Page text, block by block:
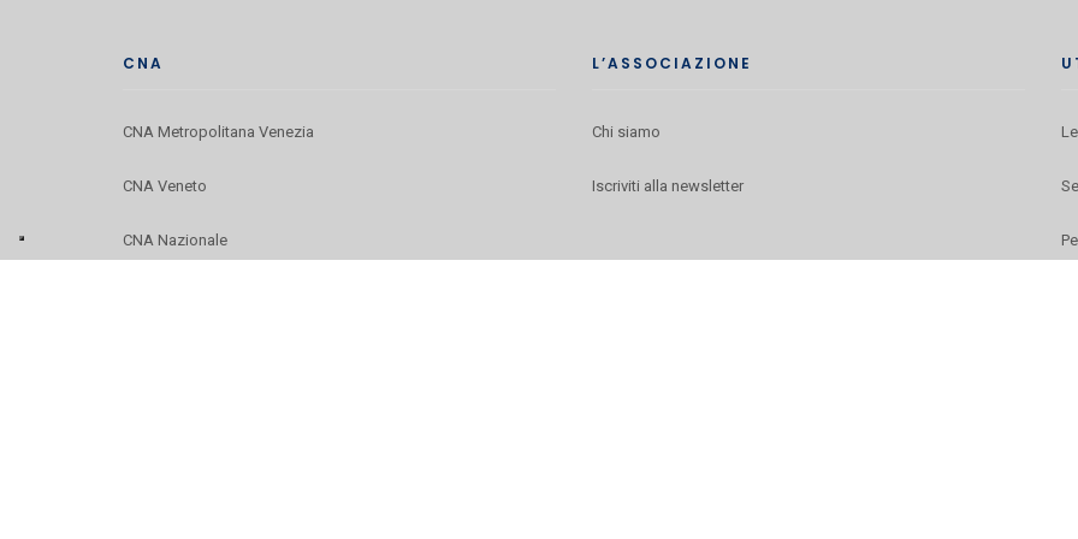
CNA
CNA Metropolitana Venezia
CNA Veneto
CNA Nazionale
L’ASSOCIAZIONE
Chi siamo
Iscriviti alla newsletter